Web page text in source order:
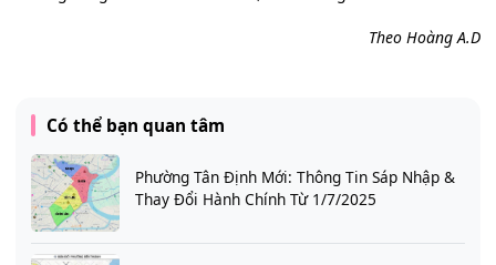
Theo Hoàng A.D
Có thể bạn quan tâm
Phường Tân Định Mới: Thông Tin Sáp Nhập &
Thay Đổi Hành Chính Từ 1/7/2025